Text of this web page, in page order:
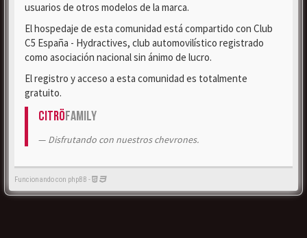
usuarios de otros modelos de la marca.
El hospedaje de esta comunidad está compartido con Club
C5 España - Hydractives, club automovilístico registrado
como asociación nacional sin ánimo de lucro.
El registro y acceso a esta comunidad es totalmente
gratuito.
CitröFamily
Disfrutando con nuestros chevrones.
Funcionando con phpBB -